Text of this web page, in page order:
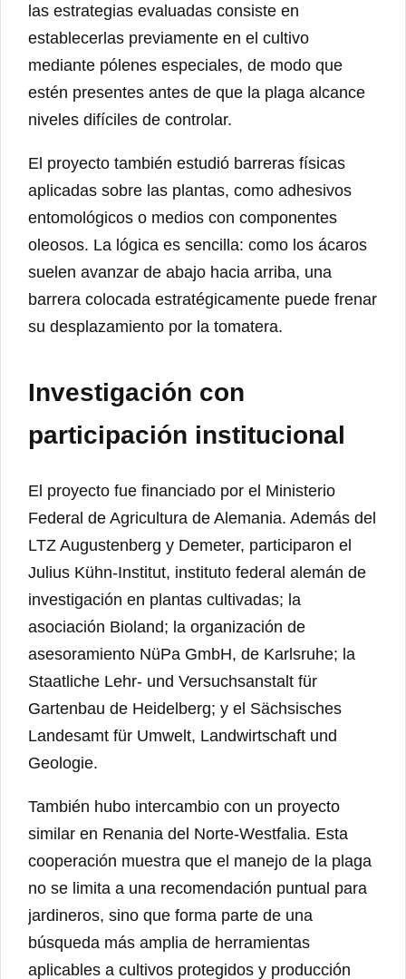
las estrategias evaluadas consiste en
establecerlas previamente en el cultivo
mediante pólenes especiales, de modo que
estén presentes antes de que la plaga alcance
niveles difíciles de controlar.
El proyecto también estudió barreras físicas
aplicadas sobre las plantas, como adhesivos
entomológicos o medios con componentes
oleosos. La lógica es sencilla: como los ácaros
suelen avanzar de abajo hacia arriba, una
barrera colocada estratégicamente puede frenar
su desplazamiento por la tomatera.
Investigación con
participación institucional
El proyecto fue financiado por el Ministerio
Federal de Agricultura de Alemania. Además del
LTZ Augustenberg y Demeter, participaron el
Julius Kühn-Institut, instituto federal alemán de
investigación en plantas cultivadas; la
asociación Bioland; la organización de
asesoramiento NüPa GmbH, de Karlsruhe; la
Staatliche Lehr- und Versuchsanstalt für
Gartenbau de Heidelberg; y el Sächsisches
Landesamt für Umwelt, Landwirtschaft und
Geologie.
También hubo intercambio con un proyecto
similar en Renania del Norte-Westfalia. Esta
cooperación muestra que el manejo de la plaga
no se limita a una recomendación puntual para
jardineros, sino que forma parte de una
búsqueda más amplia de herramientas
aplicables a cultivos protegidos y producción